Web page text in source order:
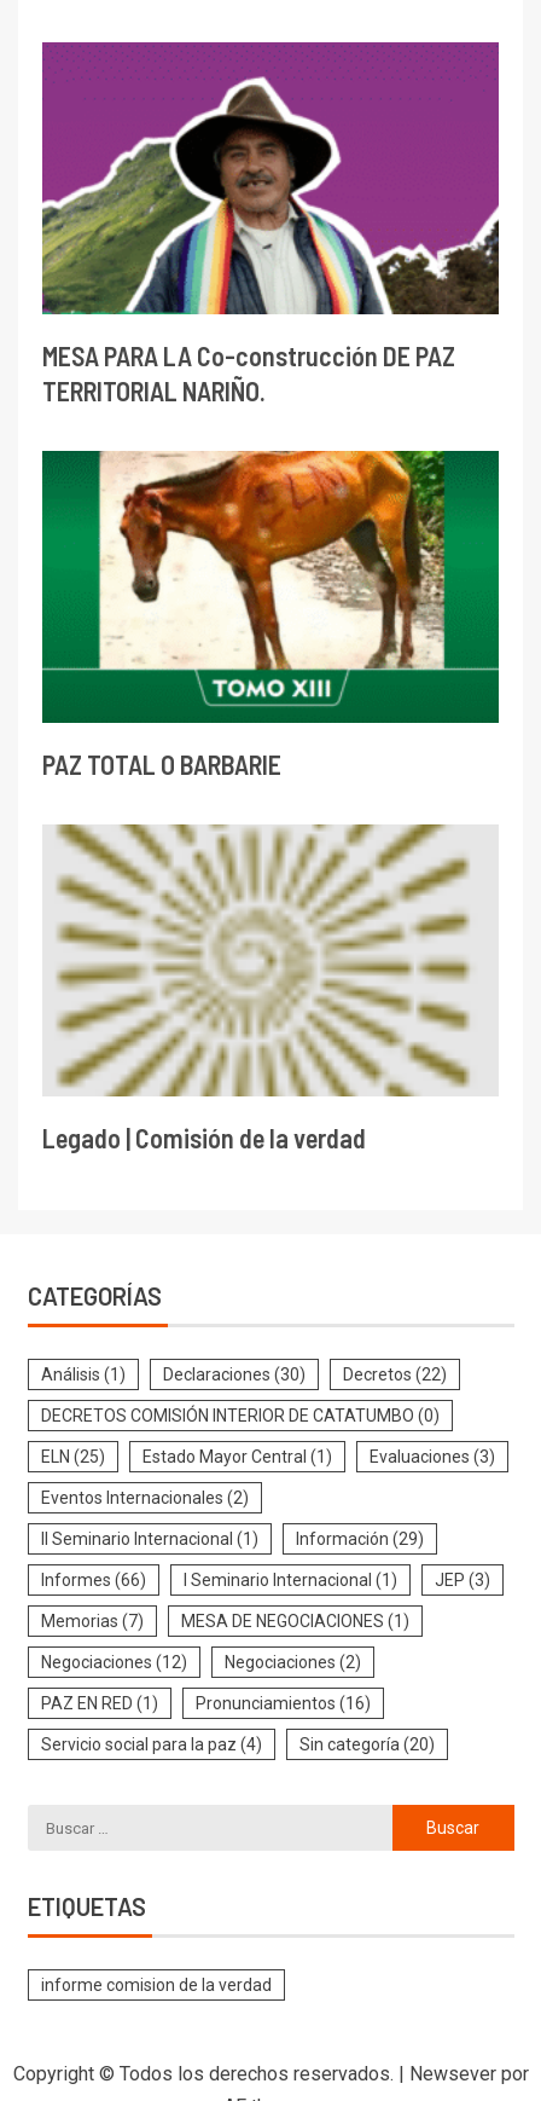
MESA PARA LA Co-construcción DE PAZ
TERRITORIAL NARIÑO.
PAZ TOTAL O BARBARIE
Legado | Comisión de la verdad
CATEGORÍAS
Análisis (1) Declaraciones (30) Decretos (22)
DECRETOS COMISIÓN INTERIOR DE CATATUMBO (0)
ELN (25) Estado Mayor Central (1) Evaluaciones (3)
Eventos Internacionales (2)
II Seminario Internacional (1) Información (29)
Informes (66) I Seminario Internacional (1) JEP (3)
Memorias (7) MESA DE NEGOCIACIONES (1)
Negociaciones (12) Negociaciones (2)
PAZ EN RED (1) Pronunciamientos (16)
Servicio social para la paz (4) Sin categoría(20)
ETIQUETAS
informe comision de la verdad
Copyright © Todos los derechos reservados. Newseverpor